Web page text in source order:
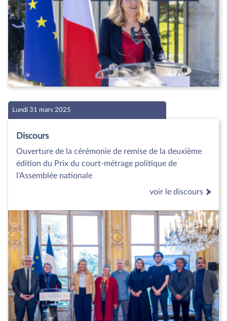
Lundi 31 mars 2025
Discours
Ouverture de la cérémonie de remise de la deuxième
édition du Prix du court-métrage politique de
l’Assemblée nationale
voir le discours